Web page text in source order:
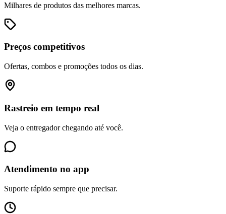
Milhares de produtos das melhores marcas.
Preços competitivos
Ofertas, combos e promoções todos os dias.
Rastreio em tempo real
Veja o entregador chegando até você.
Atendimento no app
Suporte rápido sempre que precisar.